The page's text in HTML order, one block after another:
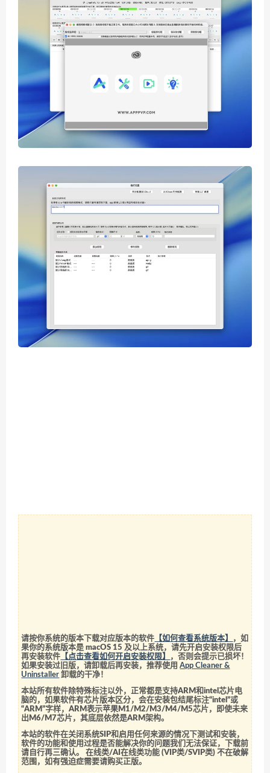
请按你系统的版本下载对应版本的软件 【如何查看系统版本】
，如
果你的系统版本是 macOS 15 及以上系统，请先开启安装权限后
再安装软件 【点击查看如何开启安装权限】
，否则会提示已损坏！
如果安装过旧版，请卸载后再安装，推荐使用App Cleaner &
Uninstaller 卸载的干净！
本站所有软件除特殊标注以外，正常都是支持ARM和intel芯片电
脑的，如果软件有芯片版本区分，会在安装包结尾标注“intel”或
“ARM”字样，ARM表示苹果M1/M2/M3/M4/M5芯片，即使未来
出M6/M7芯片，其底层依然是ARM架构。
本站的软件在关闭系统SIP和启用任何来源的情况下测试和安装，
软件的功能和使用过程是否能解决你的问题我们无法保证，下载前
请自行再三确认。 在线类/AI在线类功能 (VIP类/SVIP类) 不在破解
范围，如有强迫症需要请购买正版。